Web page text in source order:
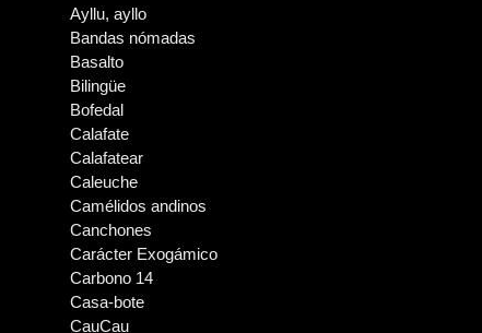
Ayllu, ayllo
Bandas nómadas
Basalto
Bilingüe
Bofedal
Calafate
Calafatear
Caleuche
Camélidos andinos
Canchones
Carácter Exogámico
Carbono 14
Casa-bote
CauCau